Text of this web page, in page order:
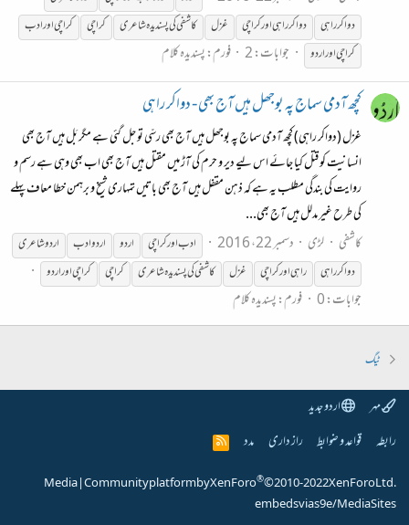
دواکرراہی دواکرراہیاور کراچی غزل کاشفی کی پسندیدہ شاعری کراچی
کراچی اور ادب
کراچی اور اردو
جوابات: 2 فورم:پسندیدہ کلام
کچھ آدمی سماج پہ بوجھل ہیں آج بھی - دواکر راہی
غزل (دواکر راہی) کچھ آدمی سماج پہ بوجھل ہیں آج بھی رسّی تو جل گئی ہے مگر بَل ہیں آج بھی
انسانیت کو قتل کیا جائے اس لیے دیر و حرم کی آڑ میں مقتل ہیں آج بھی اب بھی وہی ہے رسم و
روایت کی بندگی مطلب یہ ہے کہ ذہن مقفل ہیں آج بھی باتیں تمہاری شیخ و برہمن خطا معاف پہلے
کی طرح غیر مدلل ہیں آج بھی...
کاشفی
لڑی دسمبر 22، 2016 ادب اور کراچی اردو اردو ادب
اردو شاعری
دواکرراہی راہیاور کراچی غزل کاشفی کی پسندیدہ شاعری کراچی کراچی اور اردو
جوابات: 0 فورم:پسندیدہ کلام
ٹیگ
مہر
اردو جدید
رابطہ قواعد و ضوابط راز داری مدد
R
S
Community platform by XenForo®© 2010-2022 XenForo Ltd.
|
Media
embeds via s9e/MediaSites